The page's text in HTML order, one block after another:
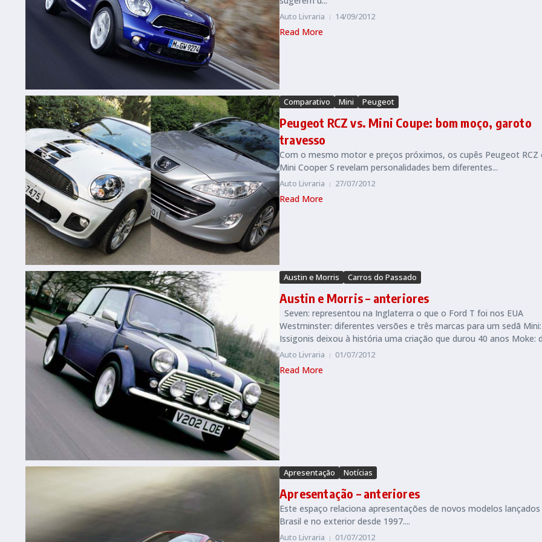
Auto Livraria 14/09/2012
Read More
Comparativo Mini Peugeot
Peugeot RCZ vs. Mini Coupe: bom moço, garoto
travesso
Com o mesmo motor e preços próximos, os cupês Peugeot RCZ
Mini Cooper S revelam personalidades bem diferentes...
Auto Livraria 27/07/2012
Read More
Austin e Morris Carros do Passado
Austin e Morris – anteriores
Seven: representou na Inglaterra o que o Ford T foi nos EUA
Westminster: diferentes versões e três marcas para um sedã Mini:
Issigonis deixou à história uma criação que durou 40 anos Moke:
Auto Livraria 01/07/2012
Read More
Apresentação Notícias
Apresentação – anteriores
Este espaço relaciona apresentações de novos modelos
Brasil e no exterior desde 1997....
Auto Livraria 01/07/2012